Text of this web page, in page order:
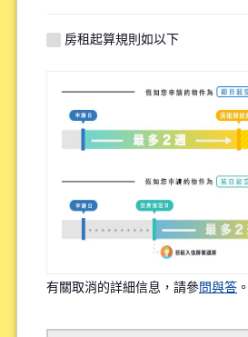
上學或上班的便利性
周邊環境
語言環境
Share House內的頻繁互動程度
物件設備的新舊程度
房租起算規則如以下
有關取消的詳細信息，請參問與答 。